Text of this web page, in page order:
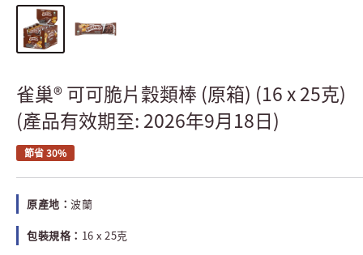
雀巢® 可可脆片穀類棒 (原箱) (16 x 25克)
(產品有效期至: 2026年9月18日)
節省 30%
原產地： 波蘭
包裝規格： 16 x 25克